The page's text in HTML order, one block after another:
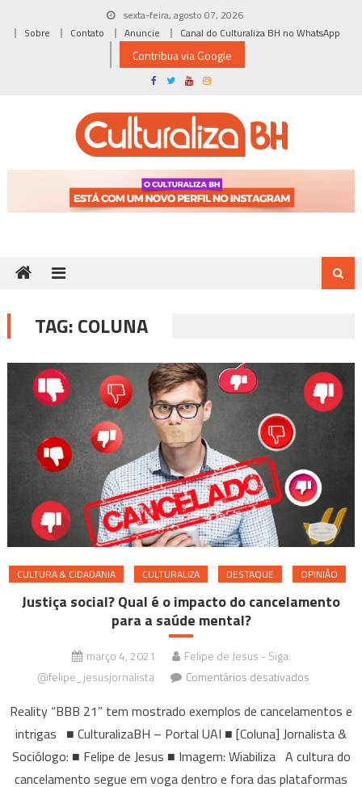
sexta-feira, agosto 07, 2026
Sobre
Contato Anuncie Canal do Culturaliza BH no WhatsApp
Contribua via Google
TAG:COLUNA
CULTURA & CIDADANIA CULTURALIZA DESTAQUE OPINIÃO
Justiça social? Qual é o impacto do cancelamento
para a saúde mental?
março 4, 2021
Felipe de Jesus - Siga:
@felipe_jesusjornalista
Comentários desativadosem
social?
Qual
é
o
Reality “BBB 21” tem mostrado exemplos de cancelamentos e
intrigas ■ CulturalizaBH – Portal UAI ■ [Coluna] Jornalista &
Sociólogo: ■ Felipe de Jesus ■ Imagem: Wiabiliza A cultura do
cancelamento segue em voga dentro e fora das plataformas